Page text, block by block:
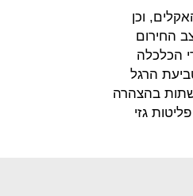
וכן
החירום
הכלכלה
הרגל
בהצהרה
גזי